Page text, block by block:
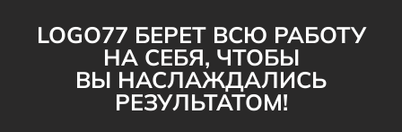
LOGO77 БЕРЕТ ВСЮ РАБОТУ
НА СЕБЯ, ЧТОБЫ
ВЫ НАСЛАЖДАЛИСЬ
РЕЗУЛЬТАТОМ!